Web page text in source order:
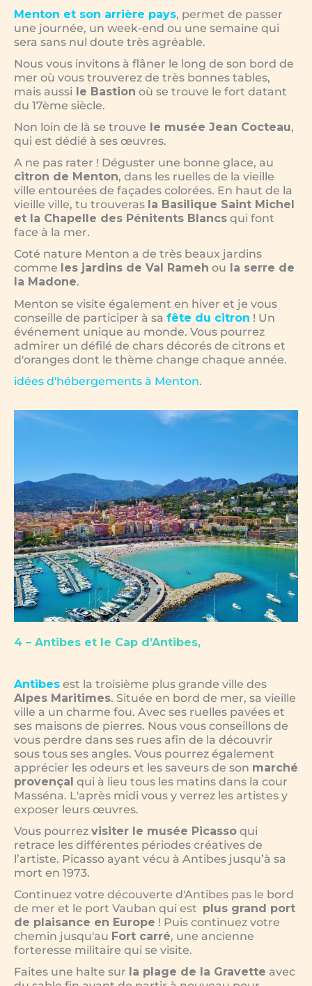
Menton et son arrière pays, permet de passer
une journée, un week-end ou une semaine qui
sera sans nul doute très agréable.
Nous vous invitons à flâner le long de son bord de
mer où vous trouverez de très bonnes tables,
mais aussi le Bastion où se trouve le fort datant
du 17ème siècle.
Non loin de là se trouve le musée Jean Cocteau,
qui est dédié à ses œuvres.
A ne pas rater ! Déguster une bonne glace, au
citron de Menton, dans les ruelles de la vieille
ville entourées de façades colorées. En haut de la
vieille ville, tu trouveras la Basilique Saint Michel
et la Chapelle des Pénitents Blancs qui font
face à la mer.
Coté nature Menton a de très beaux jardins
comme les jardins de Val Rameh ou la serre de
la Madone.
Menton se visite également en hiver et je vous
conseille de participer à sa fête du citron ! Un
événement unique au monde. Vous pourrez
admirer un défilé de chars décorés de citrons et
d'oranges dont le thème change chaque année.
idées d'hébergements à Menton.
4 – Antibes et le Cap d’Antibes,
Antibes est la troisième plus grande ville des
Alpes Maritimes. Située en bord de mer, sa vieille
ville a un charme fou. Avec ses ruelles pavées et
ses maisons de pierres. Nous vous conseillons de
vous perdre dans ses rues afin de la découvrir
sous tous ses angles. Vous pourrez également
apprécier les odeurs et les saveurs de son marché
provençal qui à lieu tous les matins dans la cour
Masséna. L'après midi vous y verrez les artistes y
exposer leurs œuvres.
Vous pourrez visiter le musée Picasso qui
retrace les différentes périodes créatives de
l’artiste. Picasso ayant vécu à Antibes jusqu’à sa
mort en 1973.
Continuez votre découverte d'Antibes pas le bord
de mer et le port Vauban qui est plus grand port
de plaisance en Europe ! Puis continuez votre
chemin jusqu'au Fort carré, une ancienne
forteresse militaire qui se visite.
Faites une halte sur la plage de la Gravette avec